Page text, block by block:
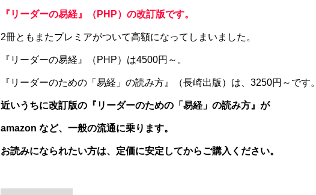
『リーダーの易経』（PHP）の改訂版です。
2冊ともまたプレミアがついて高額になってしまいました。
『リーダーの易経』（PHP）は4500円～。
『リーダーのための「易経」の読み方』（長崎出版）は、3250円～です。
近いうちに改訂版の『リーダーのための「易経」の読み方』が
amazon など、一般の流通に乗ります。
お読みになられたい方は、定価に安定してからご購入ください。